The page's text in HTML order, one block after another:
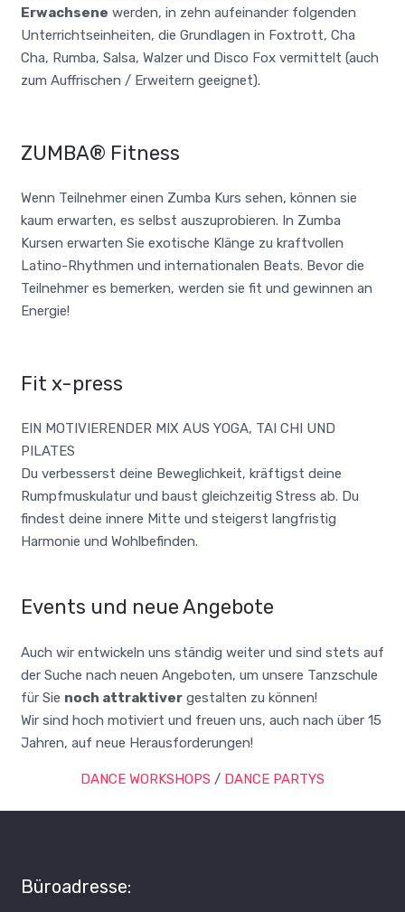
Erwachsene werden, in zehn aufeinander folgenden
Unterrichtseinheiten, die Grundlagen in Foxtrott, Cha
Cha, Rumba, Salsa, Walzer und Disco Fox vermittelt (auch
zum Auffrischen / Erweitern geeignet).
ZUMBA® Fitness
Wenn Teilnehmer einen Zumba Kurs sehen, können sie
kaum erwarten, es selbst auszuprobieren. In Zumba
Kursen erwarten Sie exotische Klänge zu kraftvollen
Latino-Rhythmen und internationalen Beats. Bevor die
Teilnehmer es bemerken, werden sie fit und gewinnen an
Energie!
Fit x-press
EIN MOTIVIERENDER MIX AUS YOGA, TAI CHI UND
PILATES
Du verbesserst deine Beweglichkeit, kräftigst deine
Rumpfmuskulatur und baust gleichzeitig Stress ab. Du
findest deine innere Mitte und steigerst langfristig
Harmonie und Wohlbefinden.
Events und neue Angebote
Auch wir entwickeln uns ständig weiter und sind stets auf
der Suche nach neuen Angeboten, um unsere Tanzschule
für Sie noch attraktivergestalten zu können!
Wir sind hoch motiviert und freuen uns, auch nach über 15
Jahren, auf neue Herausforderungen!
DANCE WORKSHOPS / DANCE PARTYS
Büroadresse: